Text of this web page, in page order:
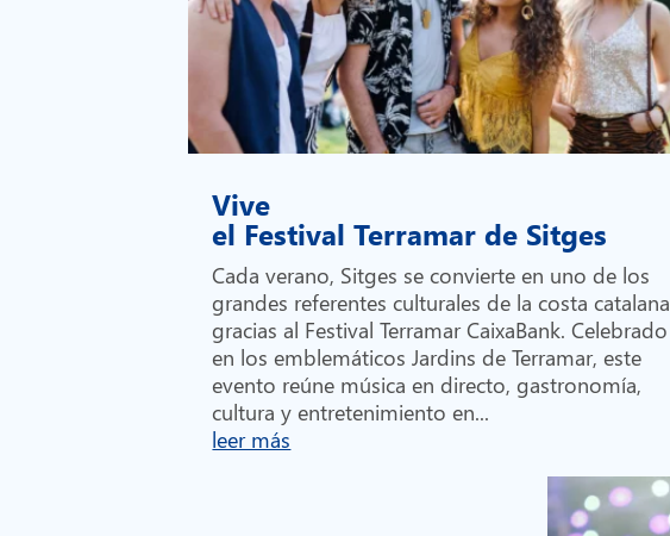
Vive
el Festival Terramar de Sitges
Cada verano, Sitges se convierte en uno de los
grandes referentes culturales de la costa catalana
gracias al Festival Terramar CaixaBank. Celebrado
en los emblemáticos Jardins de Terramar, este
evento reúne música en directo, gastronomía,
cultura y entretenimiento en...
leer más